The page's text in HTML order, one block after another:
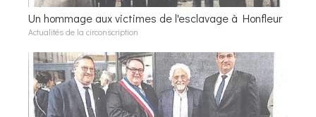
Un hommage aux victimes de l'esclavage à Honfleur
Actualités de la circonscription